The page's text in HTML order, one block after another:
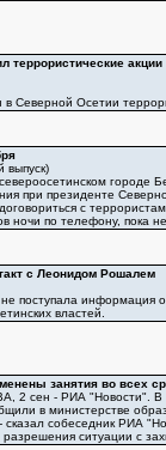
террористические
Северной Осетии
выпуск)
городе
при президенте
с
ночи по телефону, пока
с Леонидом Рошалем
не поступала
властей.
занятия во всех
2 сен - РИА "Новости". В
в министерстве
сказал собеседник РИА
ситуации с